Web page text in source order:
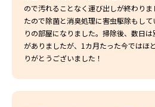
ので汚れることなく運び出しが終わり
たので除菌と消臭処理に害虫駆除もし
りの部屋になりました。掃除後、数日
がありましたが、1カ月たった今ではほ
りがとうございました！